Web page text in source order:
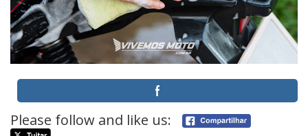
Please follow and like us: